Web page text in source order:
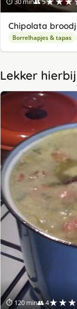
Chipolata
Borrelhapjes & tapas
Lekker hierbij
⏱ 120 min👥 4